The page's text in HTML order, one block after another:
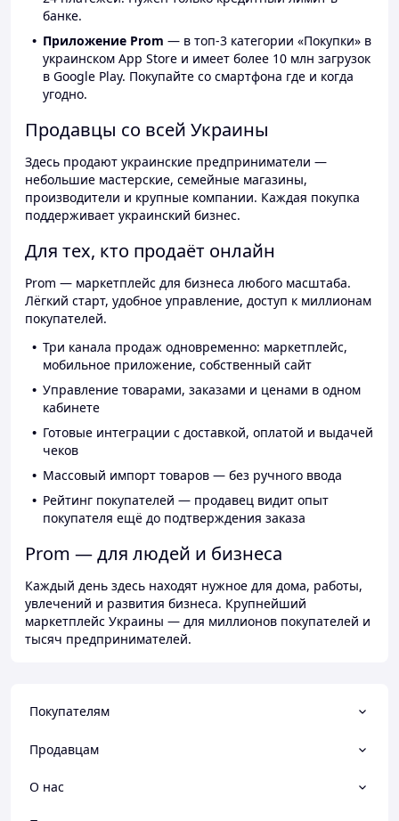
банке.
Приложение Prom — в топ-3 категории «Покупки» в
украинском App Store и имеет более 10 млн загрузок
в Google Play. Покупайте со смартфона где и когда
угодно.
Продавцы со всей Украины
Здесь продают украинские предприниматели —
небольшие мастерские, семейные магазины,
производители и крупные компании. Каждая покупка
поддерживает украинский бизнес.
Для тех, кто продаёт онлайн
Prom — маркетплейс для бизнеса любого масштаба.
Лёгкий старт, удобное управление, доступ к миллионам
покупателей.
Три канала продаж одновременно: маркетплейс,
мобильное приложение, собственный сайт
Управление товарами, заказами и ценами в одном
кабинете
Готовые интеграции с доставкой, оплатой и выдачей
чеков
Массовый импорт товаров — без ручного ввода
Рейтинг покупателей — продавец видит опыт
покупателя ещё до подтверждения заказа
Prom — для людей и бизнеса
Каждый день здесь находят нужное для дома, работы,
увлечений и развития бизнеса. Крупнейший
маркетплейс Украины — для миллионов покупателей и
тысяч предпринимателей.
Покупателям
Продавцам
О нас